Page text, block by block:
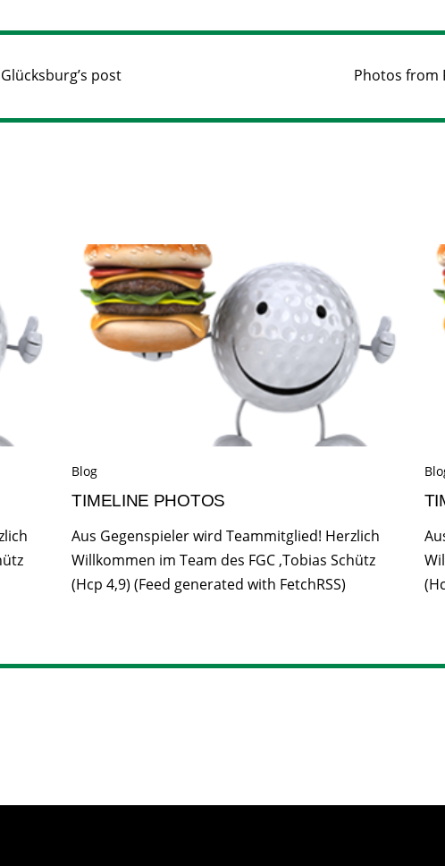
post Photos from
Blog
TIMELINE PHOTOS
Aus Gegenspieler wird Teammitglied! Herzlich
Willkommen im Team des FGC ,Tobias Schütz
(Hcp 4,9) (Feed generated with FetchRSS)